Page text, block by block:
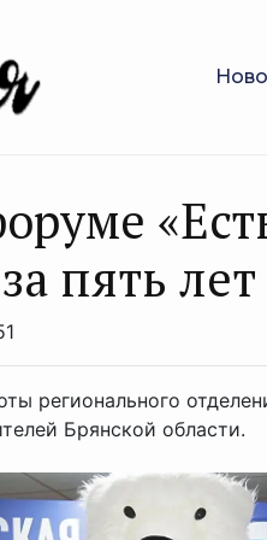
пять лет
регионального
Брянской области.